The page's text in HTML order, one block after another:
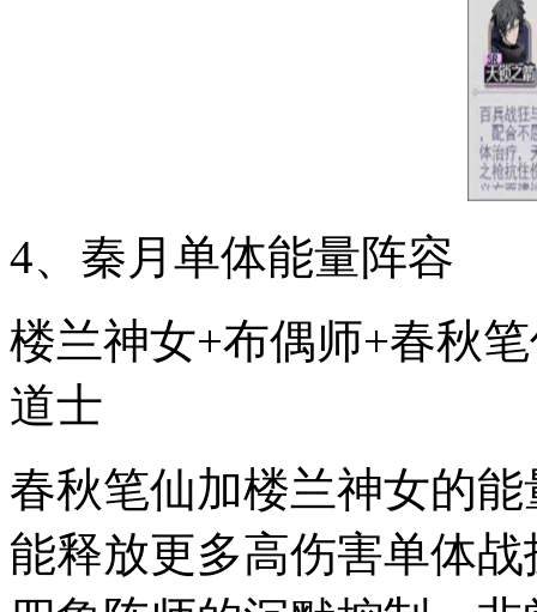
4、秦月单体能量阵容
楼兰神女+布偶师+春秋
道士
春秋笔仙加楼兰神女的
能释放更多高伤害单体